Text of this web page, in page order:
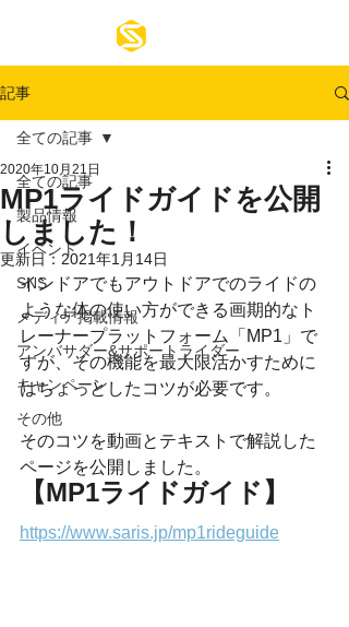
記事
全ての記事
製品情報
イベント
SNS
メディア掲載情報
アンバサダー&サポートライダー
キャンペーン
その他
全ての記事
MP1ライドガイドを公開
しました！
2020年10月21日
更新日： 2021年1月14日
インドアでもアウトドアでのライドの
ような体の使い方ができる画期的なト
レーナープラットフォーム「MP1」で
すが、その機能を最大限活かすために
はちょっとしたコツが必要です。
そのコツを動画とテキストで解説した
ページを公開しました。
【MP1ライドガイド】
https://www.saris.jp/mp1rideguide